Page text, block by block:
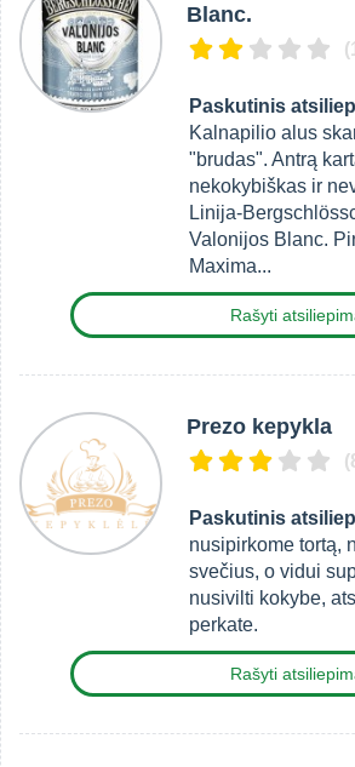
Blanc.
Paskutinis
Kalnapilio alus
"brudas". Antrą
nekokybiškas ir
Linija-
Valonijos Blanc.
Maxima...
Rašyti
Prezo kepykla
Paskutinis
nusipirkome tortą,
svečius, o vidui
nusivilti kokybe,
perkate.
Rašyti